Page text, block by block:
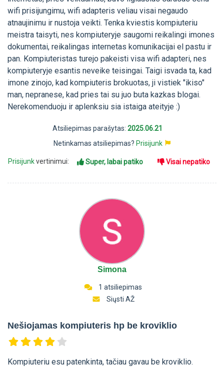
wifi prisijungimu, wifi adapteris veliau visai negaudo
atnaujinimu ir nustoja veikti. Tenka kviestis kompiuteriu
meistra taisyti, nes kompiuteryje saugomi reikalingi imones
dokumentai, reikalingas internetas komunikacijai el pastu ir
pan. Kompiuteristas turejo pakeisti visa wifi adapteri, nes
kompiuteryje esantis neveike teisingai. Taigi isvada ta, kad
imone zinojo, kad kompiuteris brokuotas, ji vistiek "ikiso"
man, nepranese, kad pries tai su juo buta kazkas blogai.
Nerekomenduoju ir aplenksiu sia istaiga ateityje :)
Atsiliepimas parašytas: 2025.06.21
Netinkamas atsiliepimas? Prisijunk
Prisijunkvertinimui: Super, labai patiko Visai nepatiko
Simona
1 atsiliepimas
Siųsti AŽ
Nešiojamas kompiuteris hp be kroviklio
Kompiuteriu esu patenkinta, tačiau gavau be kroviklio.